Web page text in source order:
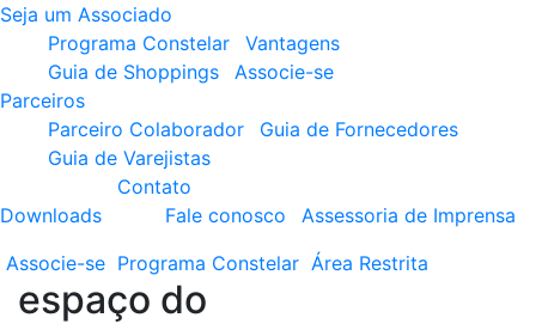
Seja um Associado
Programa Constelar
Vantagens
Guia de Shoppings
Associe-se
Parceiros
Parceiro Colaborador
Guia de Fornecedores
Guia de Varejistas
Downloads
Contato
Fale conosco
Assessoria de Imprensa
Associe-se Programa Constelar Área Restrita
espaço do